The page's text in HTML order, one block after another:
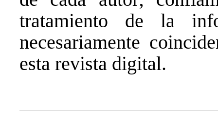
tratamiento de la
necesariamente
esta revista digital.